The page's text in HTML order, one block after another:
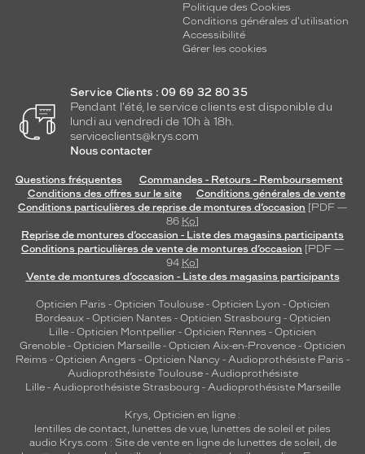
Politique des Cookies
Conditions générales d'utilisation
Accessibilité
Gérer les cookies
Service Clients : 09 69 32 80 35
Pendant l'été, le service clients est disponible du
lundi au vendredi de 10h à 18h.
serviceclients@krys.com
Nous contacter
Questions fréquentes
Commandes - Retours - Remboursement
Conditions des offres sur le site
Conditions générales de vente
Conditions particulières de reprise de montures d’occasion [PDF —
86 Ko]
Reprise de montures d’occasion - Liste des magasins participants
Conditions particulières de vente de montures d’occasion [PDF —
94 Ko]
Vente de montures d’occasion - Liste des magasins participants
Opticien Paris - Opticien Toulouse- Opticien Lyon - Opticien
Bordeaux- Opticien Nantes - Opticien Strasbourg - Opticien
Lille - Opticien Montpellier - Opticien Rennes - Opticien
Grenoble - Opticien Marseille - Opticien Aix-en-Provence - Opticien
Reims - Opticien Angers - Opticien Nancy - Audioprothésiste Paris -
Audioprothésiste Toulouse- Audioprothésiste
Lille- Audioprothésiste Strasbourg - Audioprothésiste Marseille
Krys, Opticien en ligne :
lentilles de contact lunettes de vue, lunettes de soleil et piles
audio Krys.com : Site de vente en ligne de lunettes de soleil, de